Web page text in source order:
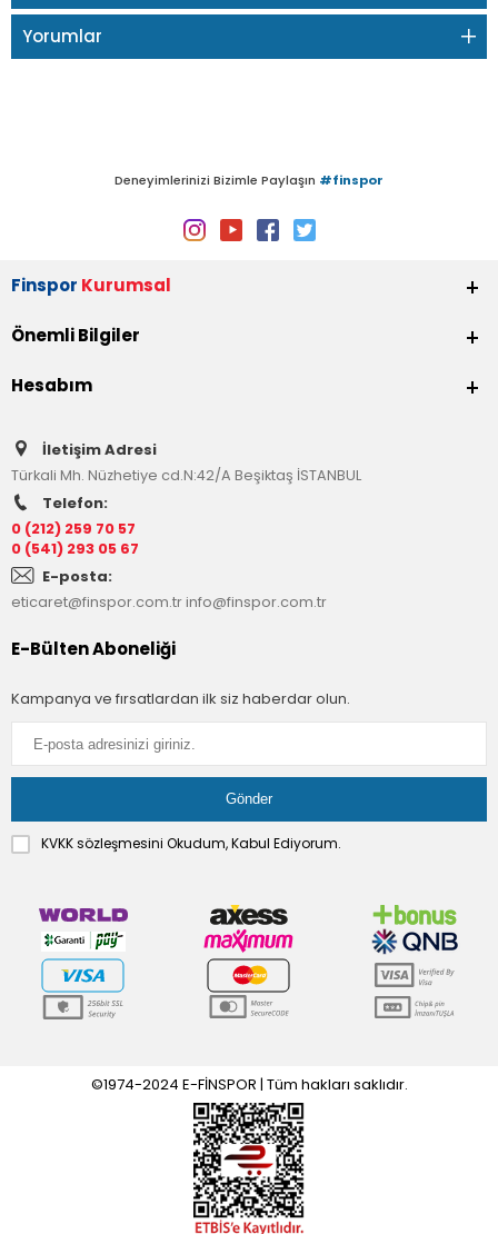
Yorumlar
Deneyimlerinizi Bizimle Paylaşın #finspor
Finspor Kurumsal
Önemli Bilgiler
Hesabım
İletişim Adresi
Türkali Mh. Nüzhetiye cd.N:42/A Beşiktaş İSTANBUL
Telefon:
0 (212) 259 70 57
0 (541) 293 05 67
E-posta:
eticaret@finspor.com.trinfo@finspor.com.tr
E-Bülten Aboneliği
Kampanya ve fırsatlardan ilk siz haberdar olun.
KVKK sözleşmesini Okudum, Kabul Ediyorum.
©1974-2024 E-FİNSPOR | Tüm hakları saklıdır.